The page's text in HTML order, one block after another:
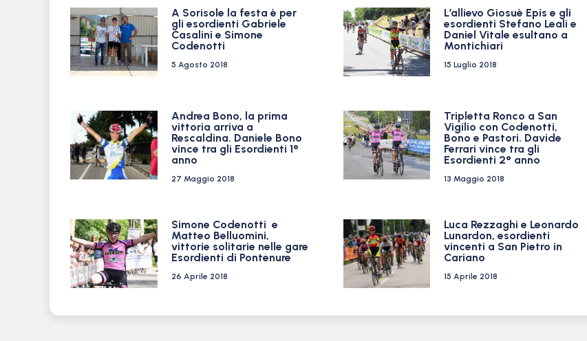
A Sorisole la festa è per
gli esordienti Gabriele
Casalini e Simone
Codenotti
5 Agosto 2018
L’allievo Giosuè Epis e gli
esordienti Stefano Leali e
Daniel Vitale esultano a
Montichiari
15 Luglio 2018
Andrea Bono, la prima
vittoria arriva a
Rescaldina. Daniele Bono
vince tra gli Esordienti 1°
anno
27 Maggio 2018
Tripletta Ronco a San
Vigilio con Codenotti,
Bono e Pastori. Davide
Ferrari vince tra gli
Esordienti 2° anno
13 Maggio 2018
Simone Codenotti e
Matteo Belluomini,
vittorie solitarie nelle gare
Esordienti di Pontenure
26 Aprile 2018
Luca Rezzaghi e Leonardo
Lunardon, esordienti
vincenti a San Pietro in
Cariano
15 Aprile 2018